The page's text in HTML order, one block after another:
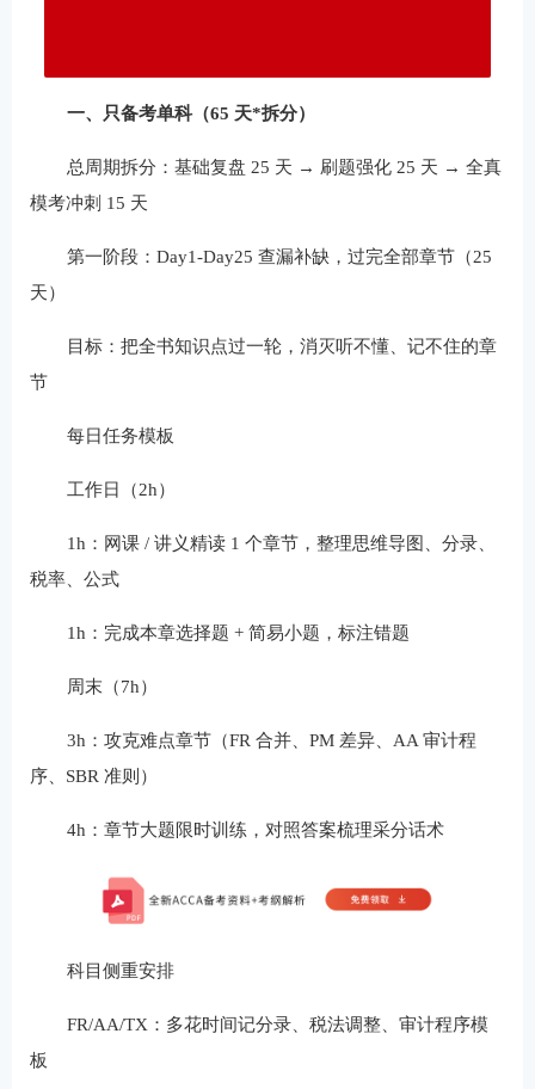
一、只备考单科（65 天*拆分）
总周期拆分：基础复盘 25 天 → 刷题强化 25 天 → 全真
模考冲刺 15 天
第一阶段：Day1-Day25 查漏补缺，过完全部章节（25
天）
目标：把全书知识点过一轮，消灭听不懂、记不住的章
节
每日任务模板
工作日（2h）
1h：网课 / 讲义精读 1 个章节，整理思维导图、分录、
税率、公式
1h：完成本章选择题 + 简易小题，标注错题
周末（7h）
3h：攻克难点章节（FR 合并、PM 差异、AA 审计程
序、SBR 准则）
4h：章节大题限时训练，对照答案梳理采分话术
科目侧重安排
FR/AA/TX：多花时间记分录、税法调整、审计程序模
板